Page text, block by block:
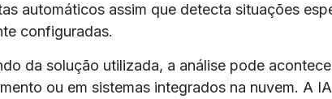
automáticos assim que detecta situações
configuradas.
da solução utilizada, a análise pode
ou em sistemas integrados na nuvem. A IA